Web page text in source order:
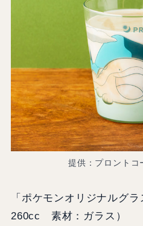
提供：プロントコ
「ポケモンオリジナルグ
260cc 素材：ガラス）